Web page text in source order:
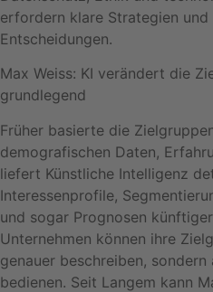
erfordern klare Strategien
Entscheidungen.
Max Weiss: KI verändert die
grundlegend
Früher basierte die
demografischen Daten,
liefert Künstliche Intelligenz
Interessenprofile,
und sogar Prognosen
Unternehmen können ihre
genauer beschreiben, sondern
bedienen. Seit Langem kann